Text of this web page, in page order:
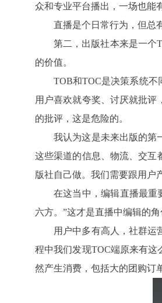
众和专业平台播出，一场也能
直播是个日常行为，但总
第二，出版社本来是一个
的价值。
TOB和TOC是决策系统
用户喜欢就夸奖、讨厌就批
的批评，这是危险的。
我认为这是未来出版的第
这些渠道的信息、物流、交互
版社自己做。我们需要跟用户
在这当中，编辑直播最重
六方。”这才是直播中编辑的角
用户中多有高人，社群运
程中我们发现TOC端原来有
然产生消费，包括大的团购订